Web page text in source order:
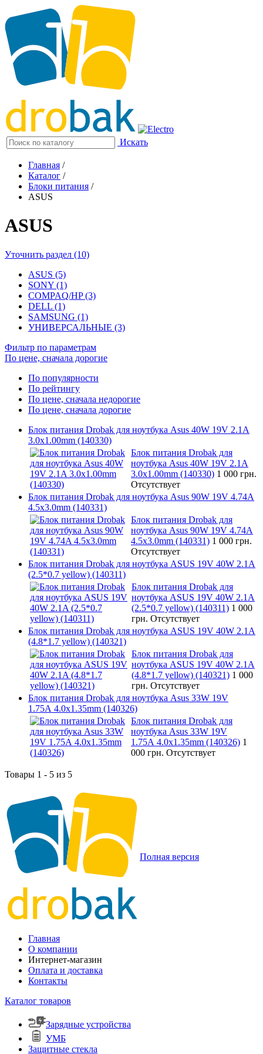
Искать
Главная /
Каталог /
Блоки питания /
ASUS
ASUS
Уточнить раздел (10)
ASUS (5)
SONY (1)
COMPAQ/HP (3)
DELL (1)
SAMSUNG (1)
УНИВЕРСАЛЬНЫЕ (3)
Фильтр по параметрам
По цене, сначала дорогие
По популярности
По рейтингу
По цене, сначала недорогие
По цене, сначала дорогие
Блок питания Drobak для ноутбука Asus 40W 19V 2.1A
3.0x1.00mm (140330)
Блок питания Drobak для
ноутбука Asus 40W 19V 2.1A
3.0x1.00mm (140330) 1 000 грн.
Отсутствует
Блок питания Drobak для ноутбука Asus 90W 19V 4.74A
4.5x3.0mm (140331)
Блок питания Drobak для
ноутбука Asus 90W 19V 4.74A
4.5x3.0mm (140331) 1 000 грн.
Отсутствует
Блок питания Drobak для ноутбука ASUS 19V 40W 2.1A
(2.5*0.7 yellow) (140311)
Блок питания Drobak для
ноутбука ASUS 19V 40W 2.1A
(2.5*0.7 yellow) (140311) 1 000
грн. Отсутствует
Блок питания Drobak для ноутбука ASUS 19V 40W 2.1A
(4.8*1.7 yellow) (140321)
Блок питания Drobak для
ноутбука ASUS 19V 40W 2.1A
(4.8*1.7 yellow) (140321) 1 000
грн. Отсутствует
Блок питания Drobak для ноутбука Asus 33W 19V
1.75A 4.0х1.35mm (140326)
Блок питания Drobak для
ноутбука Asus 33W 19V
1.75A 4.0х1.35mm (140326) 1
000 грн. Отсутствует
Товары 1 - 5 из 5
Полная версия
Главная
О компании
Интернет-магазин
Оплата и доставка
Контакты
Каталог товаров
Зарядные устройства
УМБ
Защитные стекла